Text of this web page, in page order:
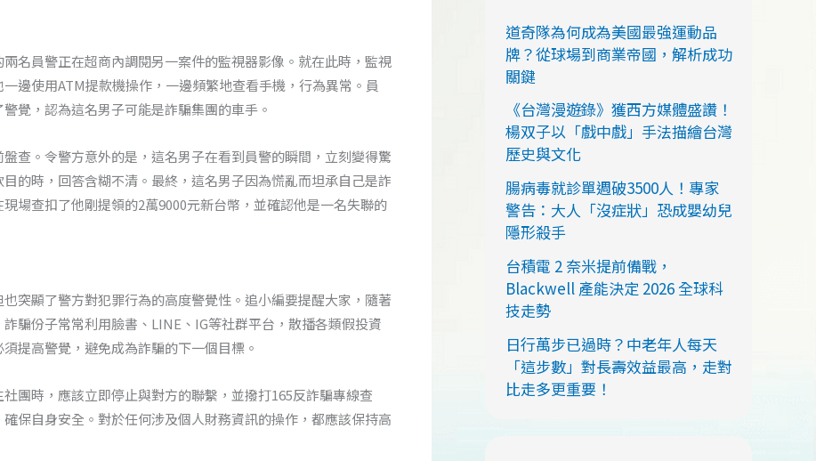
名員警正在超商內調閱另一案件的監視器影像。就在此時，監視
邊使用ATM提款機操作，一邊頻繁地查看手機，行為異常。員
覺，認為這名男子可能是詐騙集團的車手。
查。令警方意外的是，這名男子在看到員警的瞬間，立刻變得驚
的時，回答含糊不清。最終，這名男子因為慌亂而坦承自己是詐
場查扣了他剛提領的2萬9000元新台幣，並確認他是一名失聯的
突顯了警方對犯罪行為的高度警覺性。追小編要提醒大家，隨著
騙份子常常利用臉書、LINE、IG等社群平台，散播各類假投資
提高警覺，避免成為詐騙的下一個目標。
團時，應該立即停止與對方的聯繫，並撥打165反詐騙專線查
保自身安全。對於任何涉及個人財務資訊的操作，都應該保持高
道奇隊為何成為美國最強運動品
牌？從球場到商業帝國，解析成功
關鍵
《台灣漫遊錄》獲西方媒體盛讚！
楊双子以「戲中戲」手法描繪台灣
歷史與文化
腸病毒就診單週破3500人！專家
警告：大人「沒症狀」恐成嬰幼兒
隱形殺手
台積電 2 奈米提前備戰，
Blackwell 產能決定 2026 全球科
技走勢
日行萬步已過時？中老年人每天
「這步數」對長壽效益最高，走對
比走多更重要！